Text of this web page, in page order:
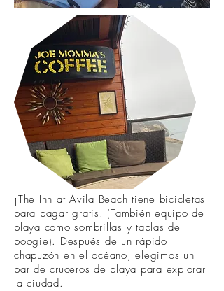
¡The Inn at Avila Beach tiene bicicletas
para pagar gratis! (También equipo de
playa como sombrillas y tablas de
boogie). Después de un rápido
chapuzón en el océano, elegimos un
par de cruceros de playa para explorar
la ciudad.